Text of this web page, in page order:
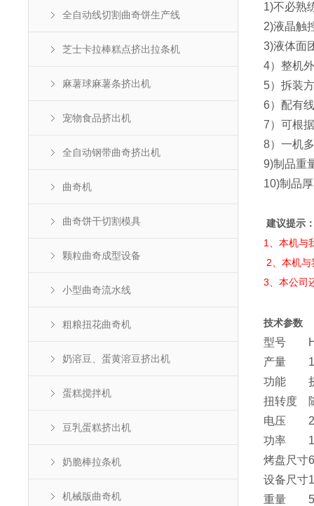
全自动线切割曲奇饼生产线
芝士卡拉棒糕点挤出拉条机
麻薯球麻薯条挤出机
宠物食品挤出机
全自动钢带曲奇挤出机
曲奇机
曲奇饼干切割模具
颗粒曲奇成型设备
小型曲奇流水线
粗粮扭花曲奇机
奶溶豆、蛋黄溶豆挤出机
蛋糕搅拌机
豆乳蛋糕挤出机
奶脆棒拉条机
机械版曲奇机
1)不必熟
2)液晶触
3)液体面
4）整机
5）拆装
6）配有
7）可根
8）一机
9)制品重
10)制品
建议提示
1、本机与
2、本机
3、本公司
技术参数
型号
产量
功能
扭转度
电压
功率
烤盘尺寸
设备尺寸
重量